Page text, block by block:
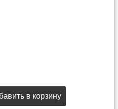
в корзину